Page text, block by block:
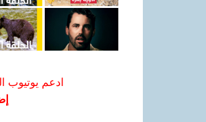
ادعم يوتيوب